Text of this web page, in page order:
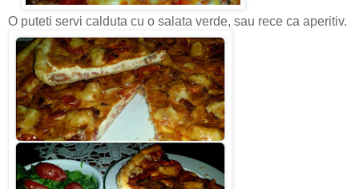
O puteti servi calduta cu o salata verde, sau rece ca aperitiv.